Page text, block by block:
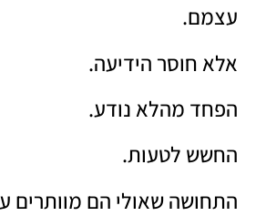
עצמם.
אלא חוסר הידיעה.
הפחד מהלא נודע.
החשש לטעות.
התחושה שאולי הם מוותרים